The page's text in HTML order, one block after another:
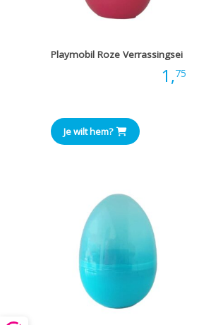
Playmobil Roze Verrassingsei
1,75
Je wilt hem?